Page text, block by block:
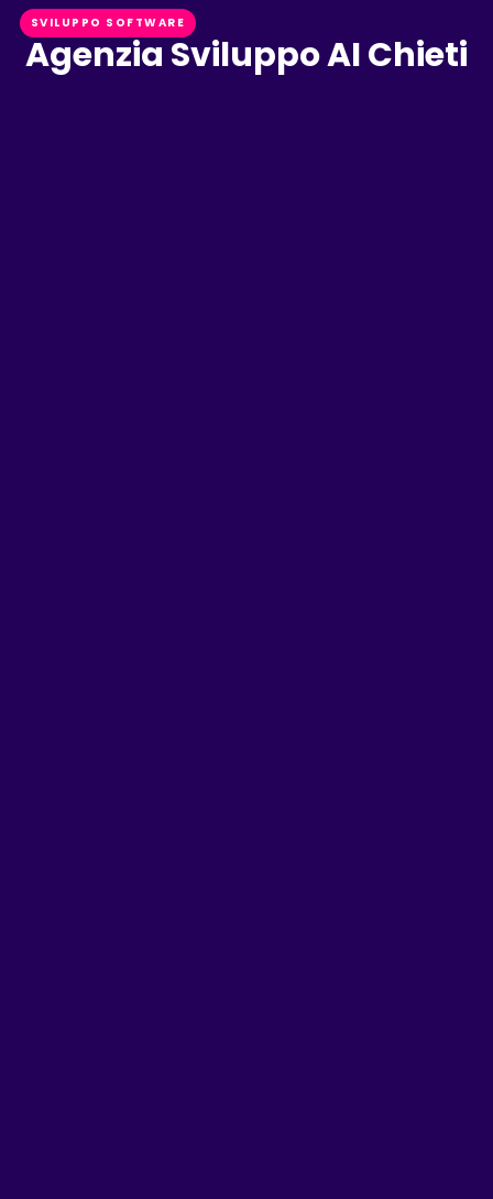
SVILUPPO SOFTWARE
Agenzia Sviluppo AI Chieti